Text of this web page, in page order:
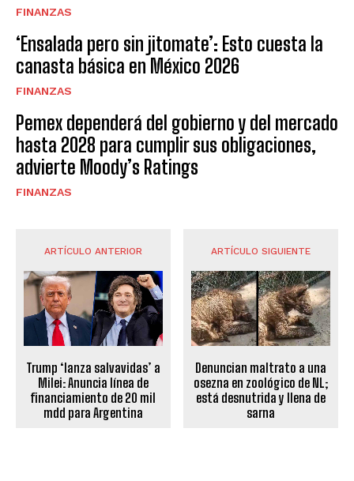
FINANZAS
‘Ensalada pero sin jitomate’: Esto cuesta la
canasta básica en México 2026
FINANZAS
Pemex dependerá del gobierno y del mercado
hasta 2028 para cumplir sus obligaciones,
advierte Moody’s Ratings
FINANZAS
ARTÍCULO ANTERIOR
Trump ‘lanza salvavidas’ a
Milei: Anuncia línea de
financiamiento de 20 mil
mdd para Argentina
ARTÍCULO SIGUIENTE
Denuncian maltrato a una
osezna en zoológico de NL;
está desnutrida y llena de
sarna